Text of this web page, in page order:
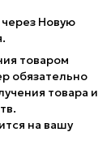
Новую
товаром
обязательно
товара и
на вашу